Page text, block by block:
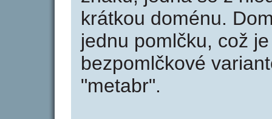
krátkou doménu.
jednu pomlčku, což
bezpomlčkové
"metabr".